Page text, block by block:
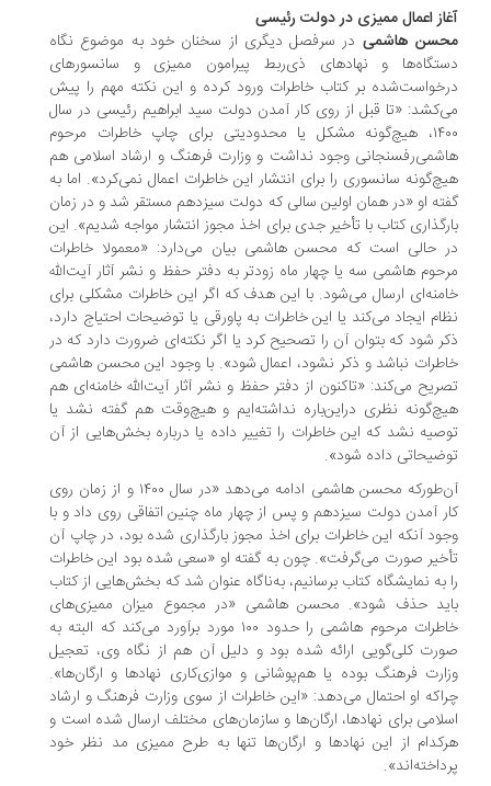
اعمال ممیزی در دولت رئیسی
هاشمیدر سرفصل دیگری از سخنان خود به موضوع نگاه
و نهادهای ذی‌ربط پیرامون ممیزی و سانسورهای
بر کتاب خاطرات ورود کرده و این نکته مهم را پیش
«تا قبل از روی کار آمدن دولت سید ابراهیم رئیسی در سال
۱۴۰۰، هیچ‌گونه مشکل یا محدودیتی برای چاپ خاطرات مرحوم
وجود نداشت و وزارت فرهنگ و ارشاد اسلامی هم
سانسوری را برای انتشار این خاطرات اعمال نمی‌کرد». اما به
او «در همان اولین سالی که دولت سیزدهم مستقر شد و در زمان
کتاب با تأخیر جدی برای اخذ مجوز انتشار مواجه شدیم». این
حالی است که محسن هاشمی بیان می‌دارد: «معمولا خاطرات
هاشمی سه یا چهار ماه زودتر به دفتر حفظ و نشر آثار آیت‌الله
ارسال می‌شود. با این هدف که اگر این خاطرات مشکلی برای
ایجاد می‌کند یا این خاطرات به پاورقی یا توضیحات احتیاج دارد،
شود که بتوان آن را تصحیح کرد یا اگر نکته‌ای ضرورت دارد که در
نباشد و ذکر نشود، اعمال شود». با وجود این محسن هاشمی
می‌کند: «تاکنون از دفتر حفظ و نشر آثار آیت‌الله خامنه‌ای هم
نظری دراین‌باره نداشته‌ایم و هیچ‌وقت هم گفته نشد یا
نشد که این خاطرات را تغییر داده یا درباره بخش‌هایی از آن
داده شود».
آن‌طورکه محسن هاشمی ادامه می‌دهد «در سال ۱۴۰۰ و از زمان روی
آمدن دولت سیزدهم و پس از چهار ماه چنین اتفاقی روی داد و با
آنکه این خاطرات برای اخذ مجوز بارگذاری شده بود، در چاپ آن
صورت می‌گرفت». چون به گفته او «سعی شده بود این خاطرات
به نمایشگاه کتاب برسانیم، به‌ناگاه عنوان شد که بخش‌هایی از کتاب
حذف شود». محسن هاشمی «در مجموع میزان ممیزی‌های
خاطرات مرحوم هاشمی را حدود ۱۰۰ مورد برآورد می‌کند که البته به
کلی‌گویی ارائه شده بود و دلیل آن هم از نگاه وی، تعجیل
فرهنگ بوده یا هم‌پوشانی و موازی‌کاری نهادها و ارگان‌ها».
او احتمال می‌دهد: «این خاطرات از سوی وزارت فرهنگ و ارشاد
برای نهادها، ارگان‌ها و سازمان‌های مختلف ارسال شده است و
از این نهادها و ارگان‌ها تنها به طرح ممیزی مد نظر خود